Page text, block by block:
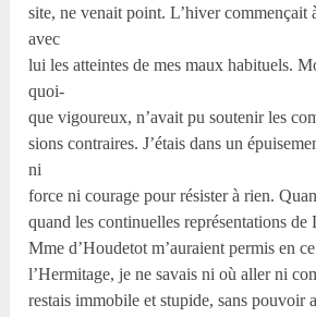
site, ne venait point. L’hiver commençait
avec
lui les atteintes de mes maux habituels.
quoi-
que vigoureux, n’avait pu soutenir les
sions contraires. J’étais dans un
ni
force ni courage pour résister à rien.
quand les continuelles représentations de
Mme d’Houdetot m’auraient permis en
l’Hermitage, je ne savais ni où aller ni
restais immobile et stupide, sans pouvoir